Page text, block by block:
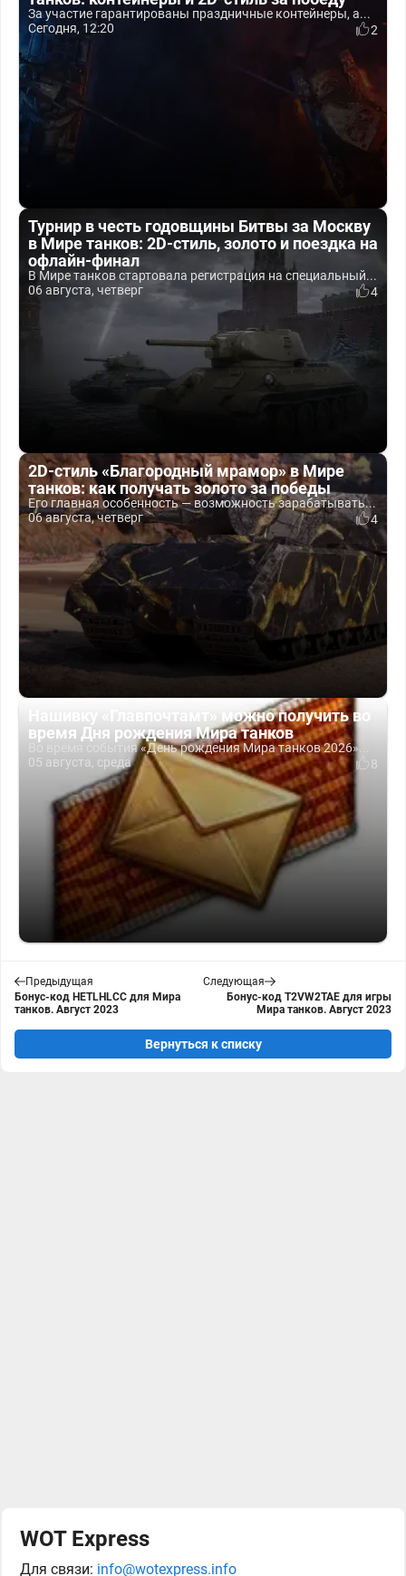
За участие гарантированы праздничные контейнеры, а...
Сегодня, 12:20
2
Турнир в честь годовщины Битвы за Москву
в Мире танков: 2D-стиль, золото и поездка на
офлайн-финал
В Мире танков стартовала регистрация на специальный...
06 августа, четверг
4
2D-стиль «Благородный мрамор» в Мире
танков: как получать золото за победы
Его главная особенность — возможность зарабатывать...
06 августа, четверг
4
Нашивку «Главпочтамт» можно получить во
время Дня рождения Мира танков
Во время события «День рождения Мира танков 2026»...
05 августа, среда
8
Предыдущая
Бонус-код HETLHLCC для Мира
танков. Август 2023
Следующая
Бонус-код T2VW2TAE для игры
Мира танков. Август 2023
Вернуться к списку
WOT Express
Для связи: info@wotexpress.info